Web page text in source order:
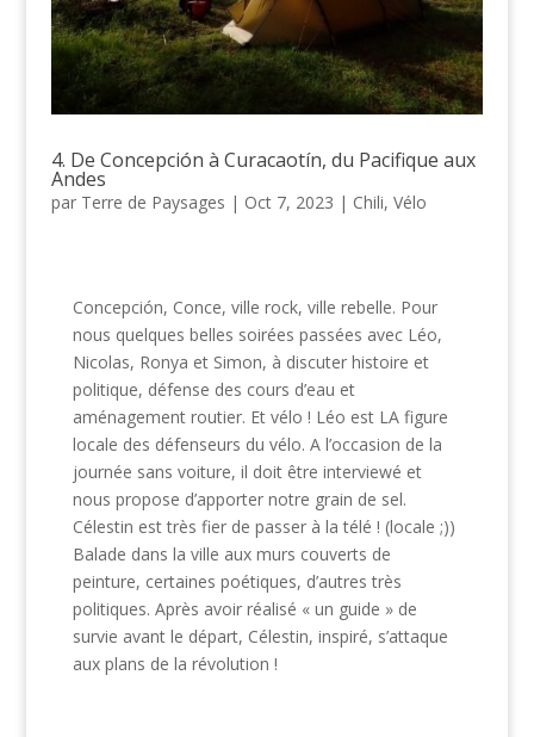
4. De Concepción à Curacaotín, du Pacifique aux
Andes
par Terre de Paysages | Oct 7, 2023 | Chili, Vélo
Concepción, Conce, ville rock, ville rebelle. Pour
nous quelques belles soirées passées avec Léo,
Nicolas, Ronya et Simon, à discuter histoire et
politique, défense des cours d’eau et
aménagement routier. Et vélo ! Léo est LA figure
locale des défenseurs du vélo. A l’occasion de la
journée sans voiture, il doit être interviewé et
nous propose d’apporter notre grain de sel.
Célestin est très fier de passer à la télé ! (locale ;))
Balade dans la ville aux murs couverts de
peinture, certaines poétiques, d’autres très
politiques. Après avoir réalisé « un guide » de
survie avant le départ, Célestin, inspiré, s’attaque
aux plans de la révolution !